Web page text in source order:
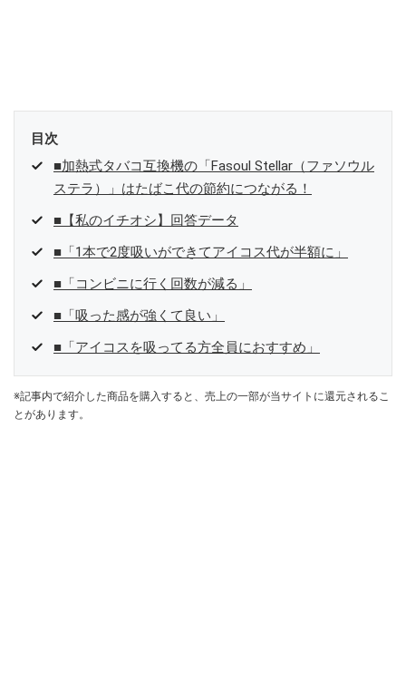
目次
■加熱式タバコ互換機の「Fasoul Stellar（ファソウル
ステラ）」はたばこ代の節約につながる！
■【私のイチオシ】回答データ
■「1本で2度吸いができてアイコス代が半額に」
■「コンビニに行く回数が減る」
■「吸った感が強くて良い」
■「アイコスを吸ってる方全員におすすめ」
※記事内で紹介した商品を購入すると、売上の一部が当サイトに還元されるこ
とがあります。